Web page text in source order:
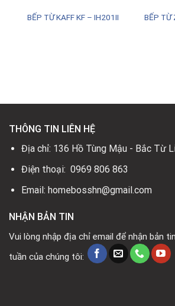
BẾP TỪ KAFF KF – IH201II BẾP TỪ
THÔNG TIN LIÊN HỆ
Địa chỉ: 136 Hồ Tùng Mậu - Bắc Từ
Điện thoại: 0969 806 863
Email: homebosshn@gmail.com
NHẬN BẢN TIN
Vui lòng nhập địa chỉ email để nhận bản
tuần của chúng tôi: